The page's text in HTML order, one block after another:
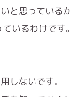
と思っている
いるわけで
しないです。